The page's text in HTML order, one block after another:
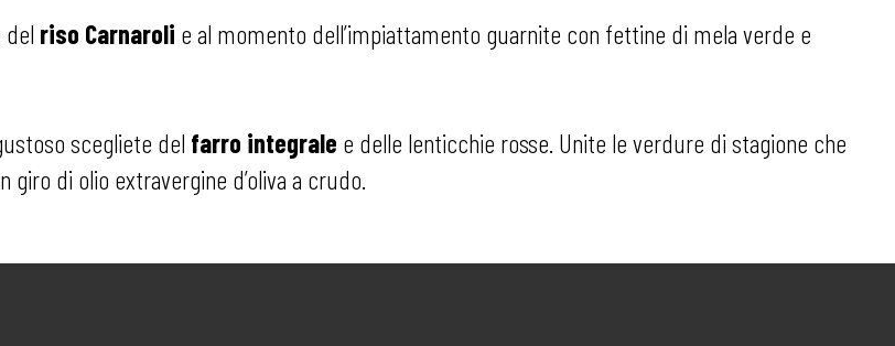
del riso Carnaroli e al momento dell’impiattamento guarnite con fettine di mela verde e
scegliete del farro integrale e delle lenticchie rosse. Unite le verdure di stagione che
di olio extravergine d’oliva a crudo.